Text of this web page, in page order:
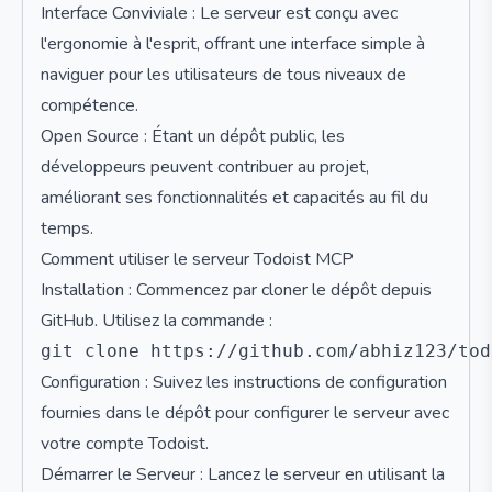
Interface Conviviale : Le serveur est conçu avec
l'ergonomie à l'esprit, offrant une interface simple à
naviguer pour les utilisateurs de tous niveaux de
compétence.
Open Source : Étant un dépôt public, les
développeurs peuvent contribuer au projet,
améliorant ses fonctionnalités et capacités au fil du
temps.
Comment utiliser le serveur Todoist MCP
Installation : Commencez par cloner le dépôt depuis
GitHub. Utilisez la commande :
Configuration : Suivez les instructions de configuration
fournies dans le dépôt pour configurer le serveur avec
votre compte Todoist.
Démarrer le Serveur : Lancez le serveur en utilisant la